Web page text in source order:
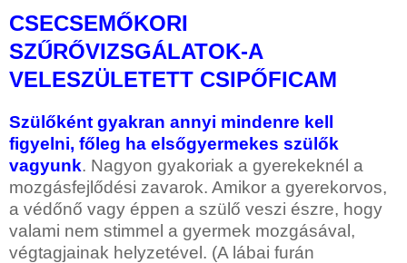
CSECSEMŐKORI
SZŰRŐVIZSGÁLATOK-A
VELESZÜLETETT CSIPŐFICAM
Szülőként gyakran annyi mindenre kell
figyelni, főleg ha elsőgyermekes szülők
vagyunk. Nagyon gyakoriak a gyerekeknél a
mozgásfejlődési zavarok. Amikor a gyerekorvos,
a védőnő vagy éppen a szülő veszi észre, hogy
valami nem stimmel a gyermek mozgásával,
végtagjainak helyzetével. (A lábai furán